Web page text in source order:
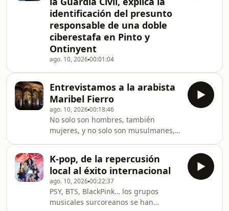
identificación del presunto
responsable de una doble
ciberestafa en Pinto y
Ontinyent
ago. 10, 202600:01:04
Entrevistamos a la arabista
Maribel Fierro
ago. 10, 202600:18:46
No solo son hombres, también
mujeres, y no solo son musulmanes,
omeya. Siglos VIII-XI (Catarata, 2026),
editado por Maribel Fierro, Juan Pedro
Monferrer Sala y Javier Rosón, que
han puesto por escrito las reflexiones
de un congreso celebrado en Córdoba
K-pop, de la repercusión
local al éxito internacional
ago. 10, 202600:22:37
PSY, BTS, BlackPink… los grupos
musicales surcoreanos se han